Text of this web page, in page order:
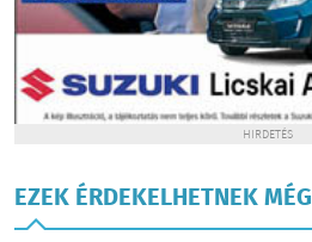
HIRDETÉS
EZEK ÉRDEKELHETNEK MÉG